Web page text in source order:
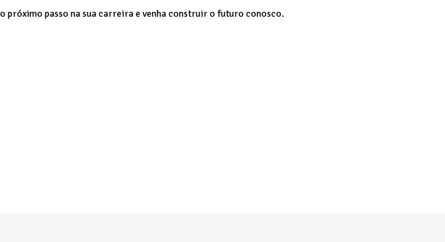
próximo passo na sua carreira e venha construir o futuro conosco.